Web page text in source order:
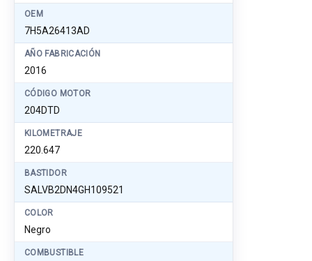
OEM
7H5A26413AD
AÑO FABRICACIÓN
2016
CÓDIGO MOTOR
204DTD
KILOMETRAJE
220.647
BASTIDOR
SALVB2DN4GH109521
COLOR
Negro
COMBUSTIBLE